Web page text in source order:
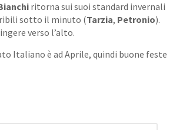
ritorna sui suoi standard invernali
sotto il minuto (Tarzia, Petronio).
verso l’alto.
Italiano è ad Aprile, quindi buone feste